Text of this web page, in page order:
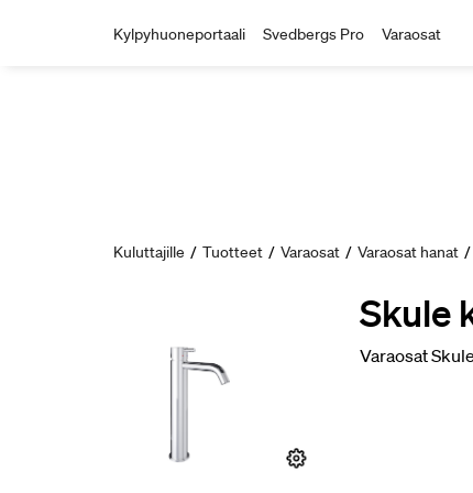
Kylpyhuoneportaali Svedbergs Pro Varaosat
Kuluttajille / Tuotteet / Varaosat / Varaosat hanat /
Skule
Varaosat